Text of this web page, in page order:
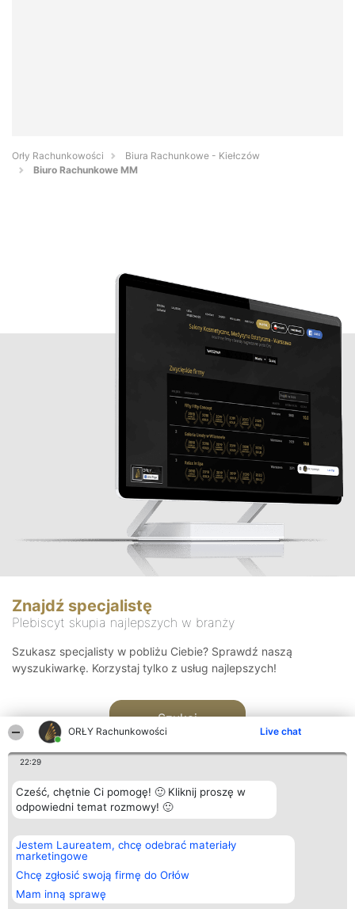
ORŁY Rachunkowości Live chat
22:29
Cześć, chętnie Ci pomogę! 🙂 Kliknij proszę w
odpowiedni temat rozmowy! 🙂
Jestem Laureatem, chcę odebrać materiały
marketingowe
Chcę zgłosić swoją firmę do Orłów
Mam inną sprawę
Orły Rachunkowości
Biura Rachunkowe - Kiełczów
Biuro Rachunkowe MM
Znajdź specjalistę
Plebiscyt skupia najlepszych w branży
Szukasz specjalisty w pobliżu Ciebie? Sprawdź naszą
wyszukiwarkę. Korzystaj tylko z usług najlepszych!
Szukaj
Organizator plebiscytu
Bright Side Solutions sp. z o.
o. sp. k.
ul. Ruska 22
Wrocław 50-079
KRS 0000749100 | Regon
381313360 | NIP 8943132676
Plebiscyt
Laureaci
wszystkich
Laureatów
Regulamin
Kontakt
Kontakt